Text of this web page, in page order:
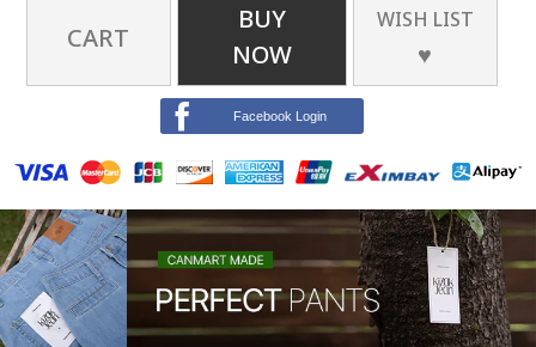
CART
BUY
NOW
WISH LIST
♥
Facebook Login